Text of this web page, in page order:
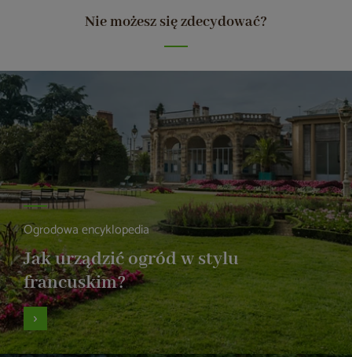
Nie możesz się zdecydować?
Ogrodowa encyklopedia
Jak urządzić ogród w stylu
francuskim?